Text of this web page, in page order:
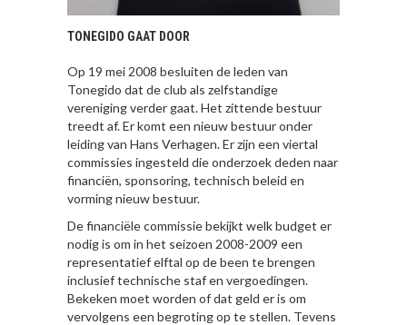
TONEGIDO GAAT DOOR
Op 19 mei 2008 besluiten de leden van
Tonegido dat de club als zelfstandige
vereniging verder gaat. Het zittende bestuur
treedt af. Er komt een nieuw bestuur onder
leiding van Hans Verhagen. Er zijn een viertal
commissies ingesteld die onderzoek deden naar
financiën, sponsoring, technisch beleid en
vorming nieuw bestuur.
De financiële commissie bekijkt welk budget er
nodig is om in het seizoen 2008-2009 een
representatief elftal op de been te brengen
inclusief technische staf en vergoedingen.
Bekeken moet worden of dat geld er is om
vervolgens een begroting op te stellen. Tevens